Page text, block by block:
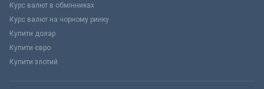
Курс валют в обмінниках
Курс валют на чорному ринку
Купити долар
Купити євро
Купити злотий